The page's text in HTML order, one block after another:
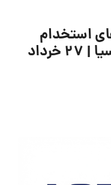
استخدام
اکتشاف و تولید سرمه آسیا | ۲۷ خرداد